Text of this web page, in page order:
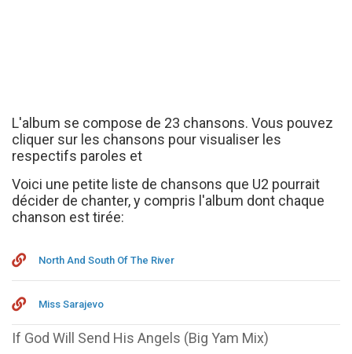
L'album se compose de 23 chansons. Vous pouvez
cliquer sur les chansons pour visualiser les
respectifs paroles et
Voici une petite liste de chansons que U2 pourrait
décider de chanter, y compris l'album dont chaque
chanson est tirée:
North And South Of The River
Miss Sarajevo
If God Will Send His Angels (Big Yam Mix)